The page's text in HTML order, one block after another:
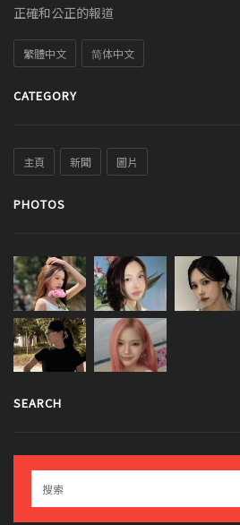
正確和公正的報道
繁體中文 简体中文
CATEGORY
主頁 新聞 圖片
PHOTOS
SEARCH